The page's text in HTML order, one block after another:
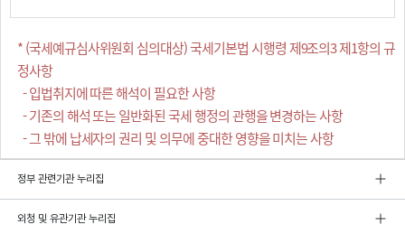
* (국세예규심사위원회 심의대상) 국세기본법 시행령 제9조의3 제1항의 규
정사항
- 입법취지에 따른 해석이 필요한 사항
- 기존의 해석 또는 일반화된 국세 행정의 관행을 변경하는 사항
- 그 밖에 납세자의 권리 및 의무에 중대한 영향을 미치는 사항
정부 관련기관 누리집
외청 및 유관기관 누리집